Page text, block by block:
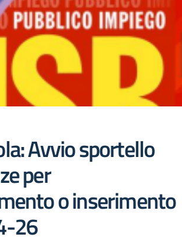
Avvio sportello
per
o inserimento
26